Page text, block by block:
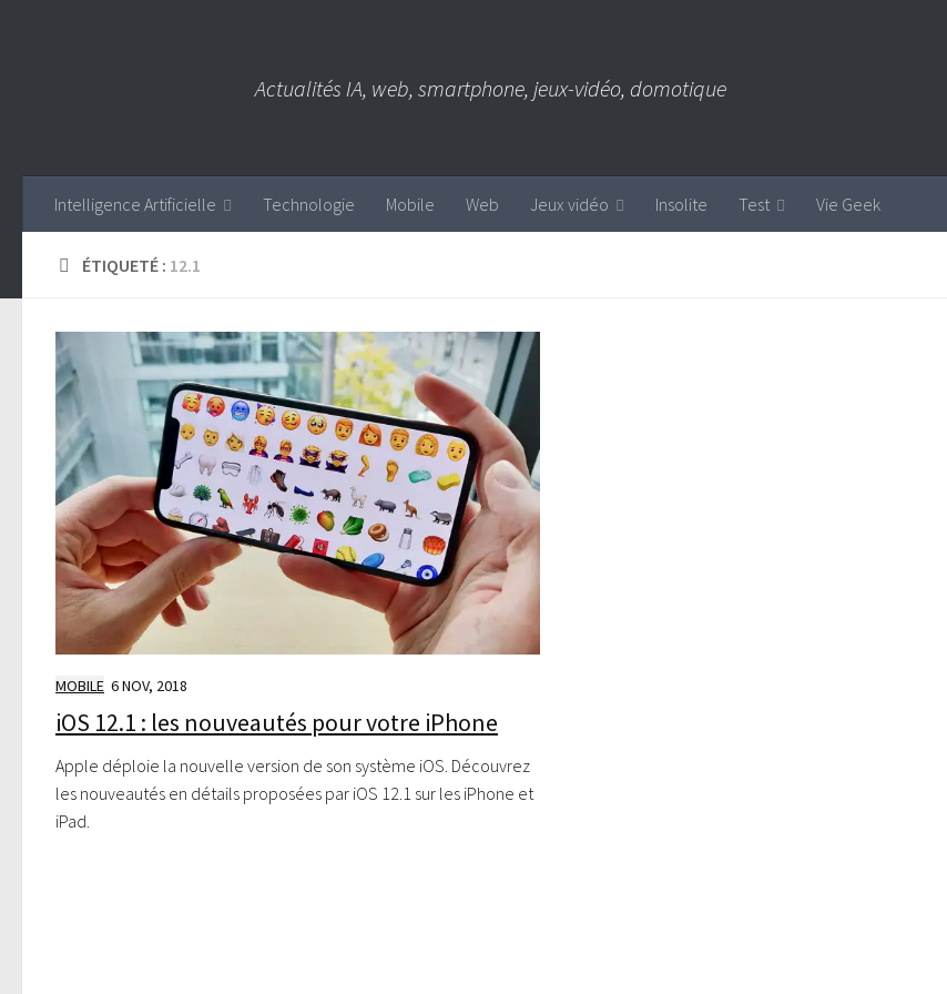
Actualités IA, web, smartphone, jeux-vidéo, domotique
Intelligence Artificielle Technologie Mobile Web Jeux vidéo Insolite Test Vie Geek
ÉTIQUETÉ : 12.1
MOBILE 6 NOV, 2018
iOS 12.1 : les nouveautés pour votre iPhone
Apple déploie la nouvelle version de son système iOS. Découvrez
les nouveautés en détails proposées par iOS 12.1 sur les iPhone et
iPad.